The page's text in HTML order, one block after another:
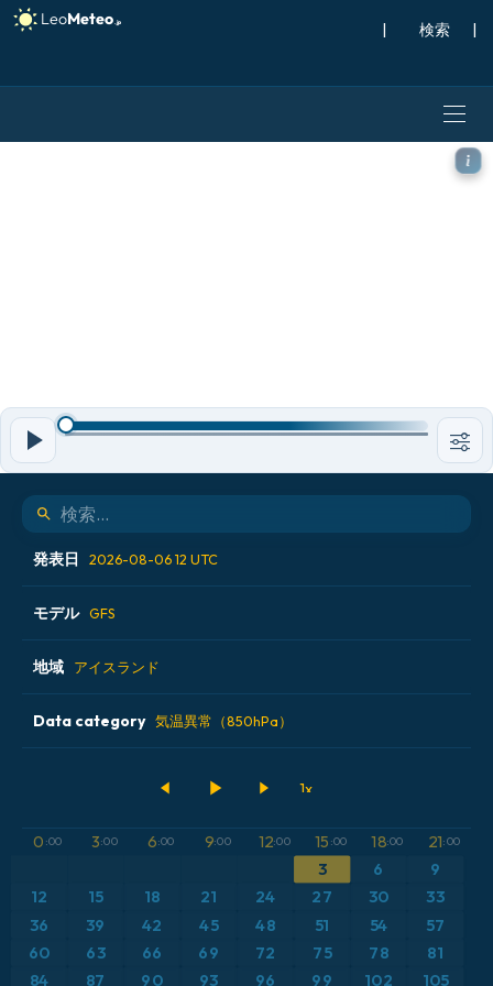
| |
GFS モデル - アイスラン
発表日 2026-08-06 12 UTC
2026-08-06 00 UTC
2026-08-06 06 UTC
2026-08-06 12 UTC
モデル GFS
ALADIN CZ 2.3 km
ECMWF AIFS [AI]
ICON ドイツ 2 km
地域 アイスランド
アイスランド
イタリア
オーストリア
Data category 気温異常（850hPa）
気温異常（2m）
気温異常（850hPa）
0 :00 3:00 6:00 9:00 12:00 15 :00 18:00 21:00
3 6
9
12
15 18 21 24 27 30 33
36 39 42 45 48 51 54
57
60
63 66 69 72 75 78 81
84 87 90 93 96 99 102 105